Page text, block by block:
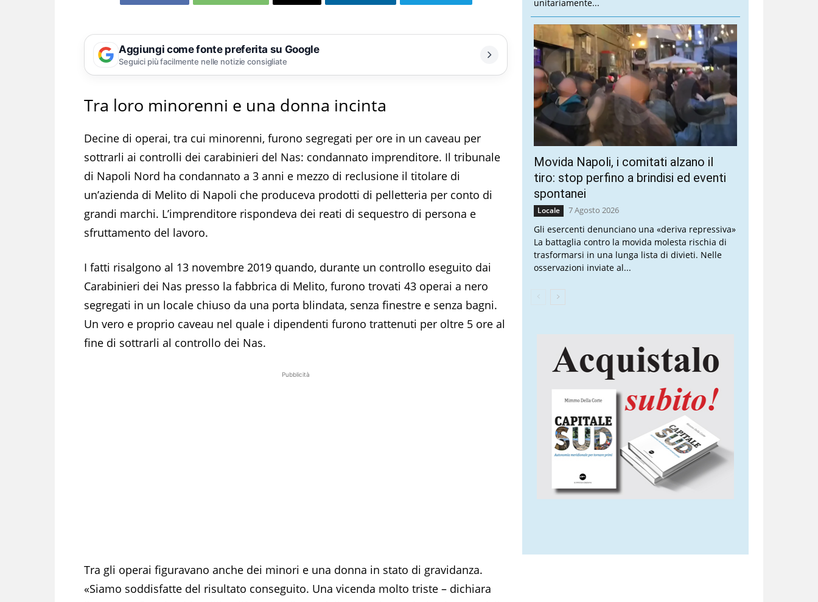
Aggiungi come fonte preferita su Google
Seguici più facilmente nelle notizie consigliate
Tra loro minorenni e una donna incinta
Decine di operai, tra cui minorenni, furono segregati per ore in un caveau per
sottrarli ai controlli dei carabinieri del Nas: condannato imprenditore. Il tribunale
di Napoli Nord ha condannato a 3 anni e mezzo di reclusione il titolare di
un’azienda di Melito di Napoli che produceva prodotti di pelletteria per conto di
grandi marchi. L’imprenditore rispondeva dei reati di sequestro di persona e
sfruttamento del lavoro.
I fatti risalgono al 13 novembre 2019 quando, durante un controllo eseguito dai
Carabinieri dei Nas presso la fabbrica di Melito, furono trovati 43 operai a nero
segregati in un locale chiuso da una porta blindata, senza finestre e senza bagni.
Un vero e proprio caveau nel quale i dipendenti furono trattenuti per oltre 5 ore al
fine di sottrarli al controllo dei Nas.
Pubblicità
Tra gli operai figuravano anche dei minori e una donna in stato di gravidanza.
«Siamo soddisfatte del risultato conseguito. Una vicenda molto triste – dichiara
unitariamente...
Movida Napoli, i comitati alzano il
tiro: stop perfino a brindisi ed eventi
spontanei
Locale 7 Agosto 2026
Gli esercenti denunciano una «deriva repressiva»
La battaglia contro la movida molesta rischia di
trasformarsi in una lunga lista di divieti. Nelle
osservazioni inviate al...